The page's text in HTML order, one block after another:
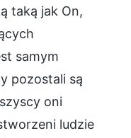
taką jak On,
samym
pozostali są
oni
ludzie